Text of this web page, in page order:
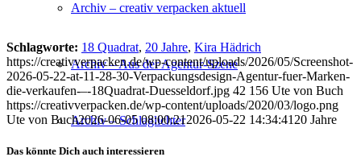
Archiv – creativ verpacken aktuell
Archiv – Aus der Agentur-Szene
Archiv – Schlaglichter
Schlagworte: 18 Quadrat, 20 Jahre, Kira Hädrich
https://creativverpacken.de/wp-content/uploads/2026/05/Screenshot-
2026-05-22-at-11-28-30-Verpackungsdesign-Agentur-fuer-Marken-
die-verkaufen-–-18Quadrat-Duesseldorf.jpg 42 156 Ute von Buch
https://creativverpacken.de/wp-content/uploads/2020/03/logo.png
Ute von Buch2026-06-05 08:00:212026-05-22 14:34:41 20 Jahre
Das könnte Dich auch interessieren